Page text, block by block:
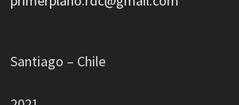
Santiago – Chile